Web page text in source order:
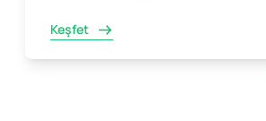
Keşfet